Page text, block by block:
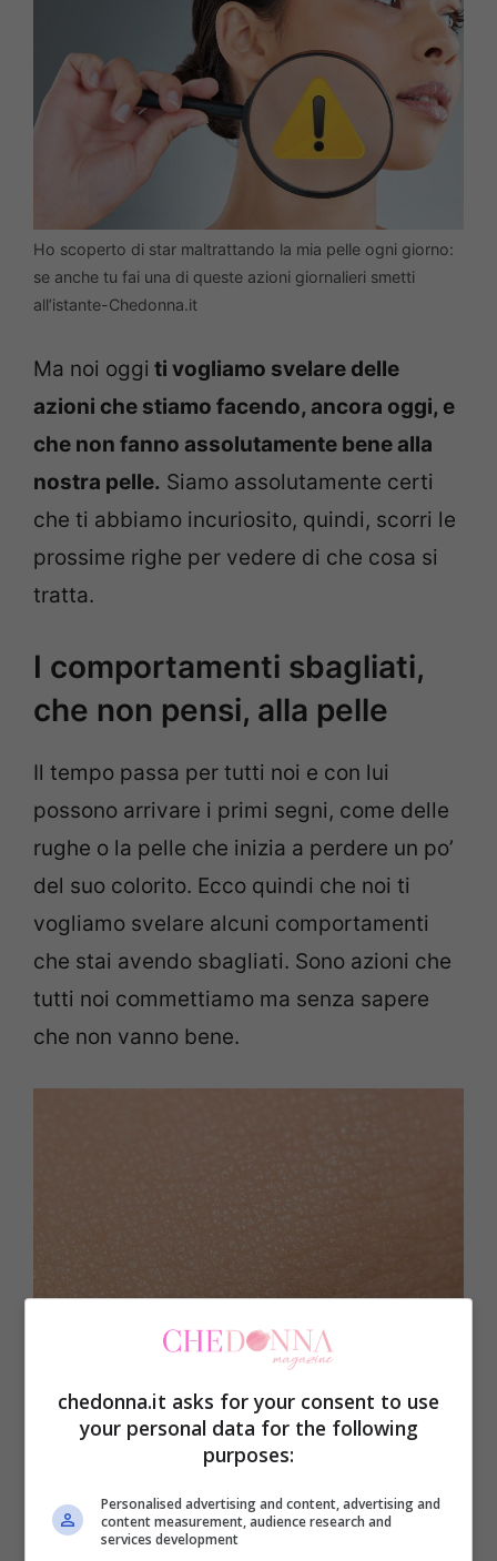
Ho scoperto di star maltrattando la mia pelle ogni giorno:
se anche tu fai una di queste azioni giornalieri smetti
all’istante-Chedonna.it
Ma noi oggi ti vogliamo svelare delle
azioni che stiamo facendo, ancora oggi, e
che non fanno assolutamente bene alla
nostra pelle. Siamo assolutamente certi
che ti abbiamo incuriosito, quindi, scorri le
prossime righe per vedere di che cosa si
tratta.
I comportamenti sbagliati,
che non pensi, alla pelle
Il tempo passa per tutti noi e con lui
possono arrivare i primi segni, come delle
rughe o la pelle che inizia a perdere un po’
del suo colorito. Ecco quindi che noi ti
vogliamo svelare alcuni comportamenti
che stai avendo sbagliati. Sono azioni che
tutti noi commettiamo ma senza sapere
che non vanno bene.
I comportamenti sbagliati, che non pensi, alla pelle-
Chedonna.it
aver intrapreso la giusta routinevedrai dei
chedonna.it asks for your consent to use
your personal data for the following
purposes:
Personalised advertising and content, advertising and
content measurement, audience research and
services development